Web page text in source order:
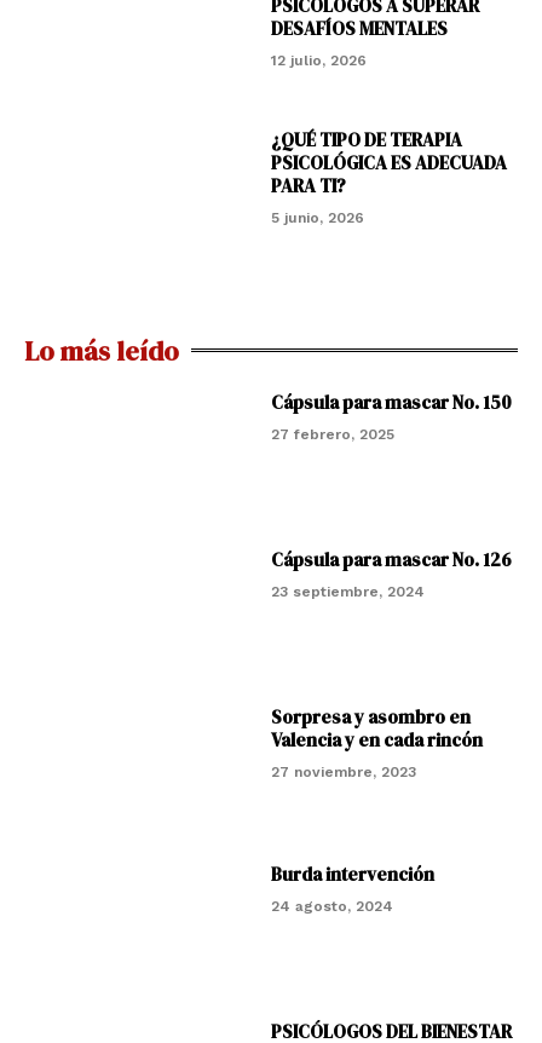
PSICÓLOGOS A SUPERAR
DESAFÍOS MENTALES
12 julio, 2026
¿QUÉ TIPO DE TERAPIA
PSICOLÓGICA ES ADECUADA
PARA TI?
5 junio, 2026
Lo más leído
Cápsula para mascar No. 150
27 febrero, 2025
Cápsula para mascar No. 126
23 septiembre, 2024
Sorpresa y asombro en
Valencia y en cada rincón
27 noviembre, 2023
Burda intervención
24 agosto, 2024
PSICÓLOGOS DEL BIENESTAR